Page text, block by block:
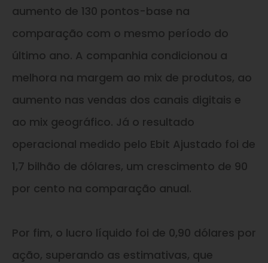
aumento de 130 pontos-base na
comparação com o mesmo período do
último ano. A companhia condicionou a
melhora na margem ao mix de produtos, ao
aumento nas vendas dos canais digitais e
ao mix geográfico. Já o resultado
operacional medido pelo Ebit Ajustado foi de
1,7 bilhão de dólares, um crescimento de 90
por cento na comparação anual.
Por fim, o lucro líquido foi de 0,90 dólares por
ação, superando as estimativas, que